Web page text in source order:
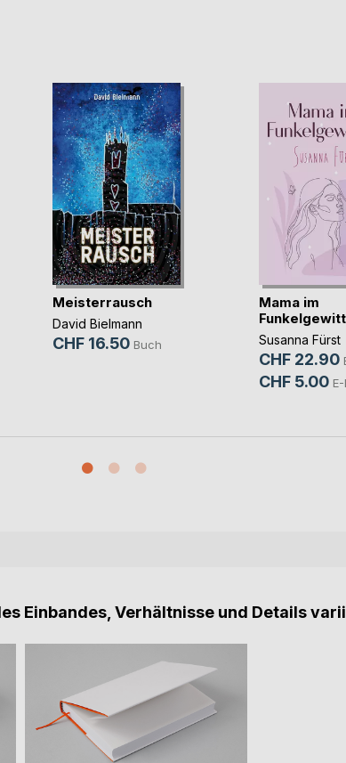
Meisterrausch
David Bielmann
CHF 16.50 Buch
Mama im
Susanna Fürst
CHF 22.90
CHF 5.00
Einbandes, Verhältnisse und Details